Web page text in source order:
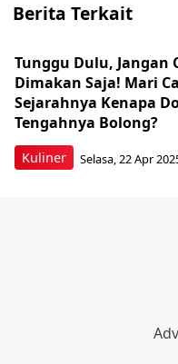
Berita Terkait
Kuliner
Tunggu Dulu, Jangan
Dimakan Saja! Mari
Sejarahnya Kenapa
Tengahnya Bolong?
Selasa, 22 Apr